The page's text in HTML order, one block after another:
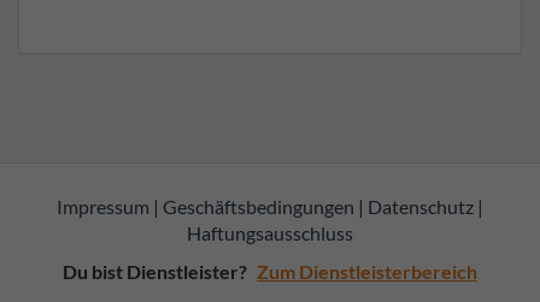
Impressum | Geschäftsbedingungen | Datenschutz |
Haftungsausschluss
Du bist Dienstleister? Zum Dienstleisterbereich